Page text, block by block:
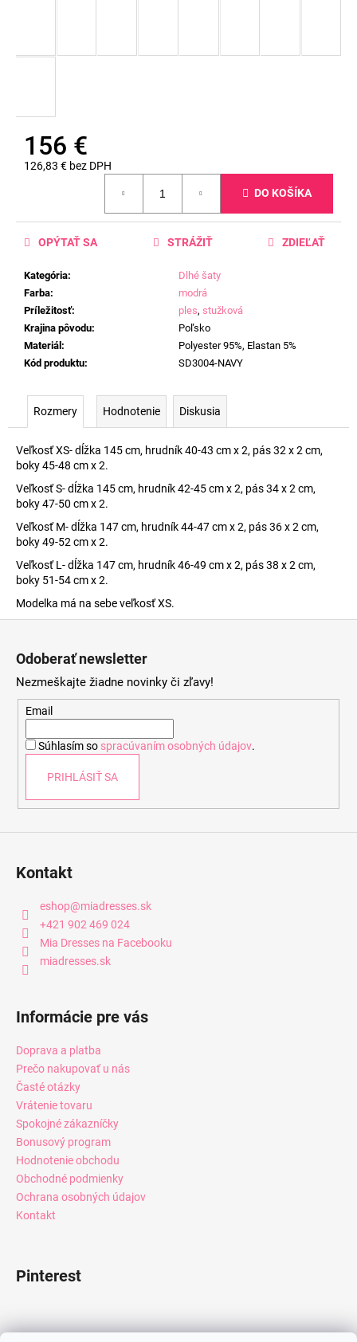
156 €
126,83 € bez DPH
DO KOŠÍKA
Kategória:
Dlhé šaty
Farba:
modrá
Príležitosť: ples, stužková
Krajina pôvodu:
Poľsko
Materiál :
Polyester 95%, Elastan 5%
Kód produktu: SD3004-NAVY
OPÝTAŤ SA STRÁŽIŤ ZDIEĽAŤ
Rozmery Hodnotenie Diskusia
Veľkosť XS- dĺžka 145 cm, hrudník 40-43 cm x 2, pás 32 x 2 cm,
boky 45-48 cm x 2.
Veľkosť S- dĺžka 145 cm, hrudník 42-45 cm x 2, pás 34 x 2 cm,
boky 47-50 cm x 2.
Veľkosť M- dĺžka 147 cm, hrudník 44-47 cm x 2, pás 36 x 2 cm,
boky 49-52 cm x 2.
Veľkosť L- dĺžka 147 cm, hrudník 46-49 cm x 2, pás 38 x 2 cm,
boky 51-54 cm x 2.
Modelka má na sebe veľkosť XS.
Odoberať newsletter
Nezmeškajte žiadne novinky či zľavy!
Email
Súhlasím so spracúvaním osobných údajov.
PRIHLÁSIŤ SA
Kontakt
eshop@miadresses.sk
+421 902 469 024
Mia Dresses na Facebooku
miadresses.sk
Informácie pre vás
Doprava a platba
Prečo nakupovať u nás
Časté otázky
Vrátenie tovaru
Spokojné zákazníčky
Bonusový program
Hodnotenie obchodu
Obchodné podmienky
Ochrana osobných údajov
Kontakt
Pinterest